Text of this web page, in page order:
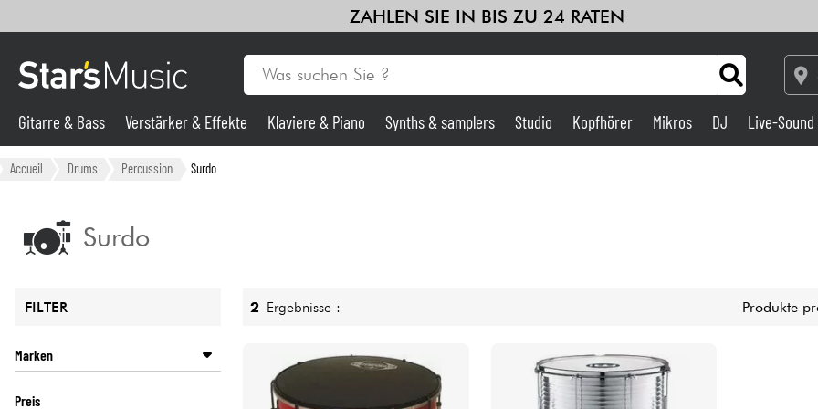
ZAHLEN SIE IN BIS ZU 24 RATEN
Gitarre & Bass
Violinen & Quartett
Gitarre & Bass Verstärker & Effekte Klaviere & Piano Synths & samplers Studio Kopfhörer Mikros DJ Live-Sound
Accueil Drums Percussion Surdo
Surdo
FILTER
Marken
Preis
2 Ergebnisse : Produkte